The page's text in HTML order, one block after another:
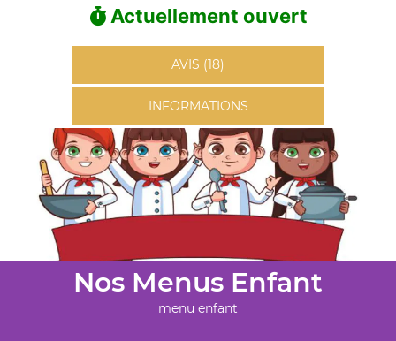
Actuellement ouvert
AVIS (18)
INFORMATIONS
Nos Menus Enfant
menu enfant